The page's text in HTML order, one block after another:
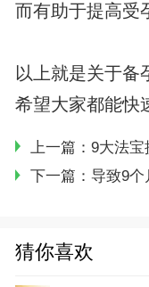
而有助于提高受
以上就是关于备
希望大家都能快
上一篇： 9大法宝
下一篇： 导致9个月
猜你喜欢